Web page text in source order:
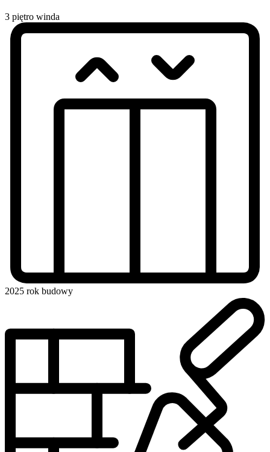
3 piętro winda
2025 rok budowy